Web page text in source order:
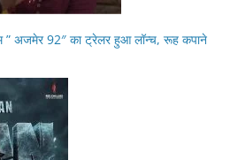
” अजमेर 92″ का ट्रेलर हुआ लॉन्च, रूह कपाने